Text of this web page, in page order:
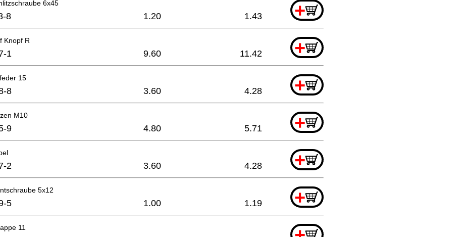
6x45 +
8 1.20 1.43
Knopf R +
1 9.60 11.42
15 +
8 3.60 4.28
M10 +
9 4.80 5.71
+
2 3.60 4.28
5x12 +
5 1.00 1.19
11